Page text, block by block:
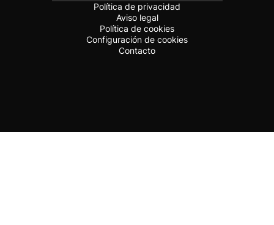
Política de privacidad
Aviso legal
Política de cookies
Configuración de cookies
Contacto